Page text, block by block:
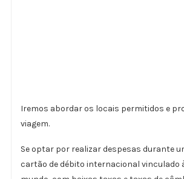
Iremos abordar os locais permitidos e
viagem.
Se optar por realizar despesas durante
cartão de débito internacional vinculado